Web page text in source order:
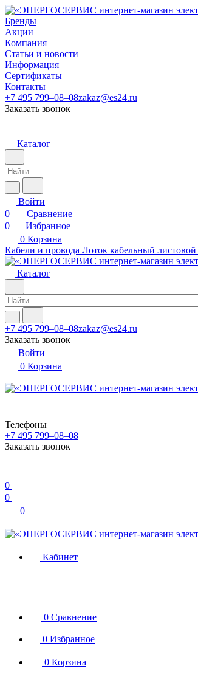
Бренды
Акции
Компания
Статьи и новости
Информация
Сертификаты
Контакты
+7 495 799–08–08zakaz@es24.ru
Заказать звонок
Каталог
Войти
0
Сравнение
0
Избранное
0 Корзина
Кабели и провода Лоток кабельный листовой
Каталог
+7 495 799–08–08zakaz@es24.ru
Заказать звонок
Войти
0 Корзина
Телефоны
+7 495 799–08–08
Заказать звонок
0
0
0
Кабинет
0 Сравнение
0 Избранное
0 Корзина